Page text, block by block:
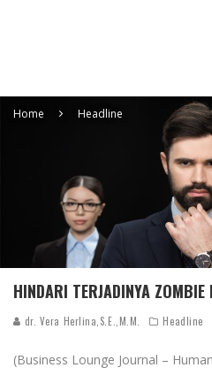
Home Headline
HINDARI TERJADINYA ZOMBIE
dr. Vera Herlina,S.E.,M.M. Headline
(Business Lounge Journal –